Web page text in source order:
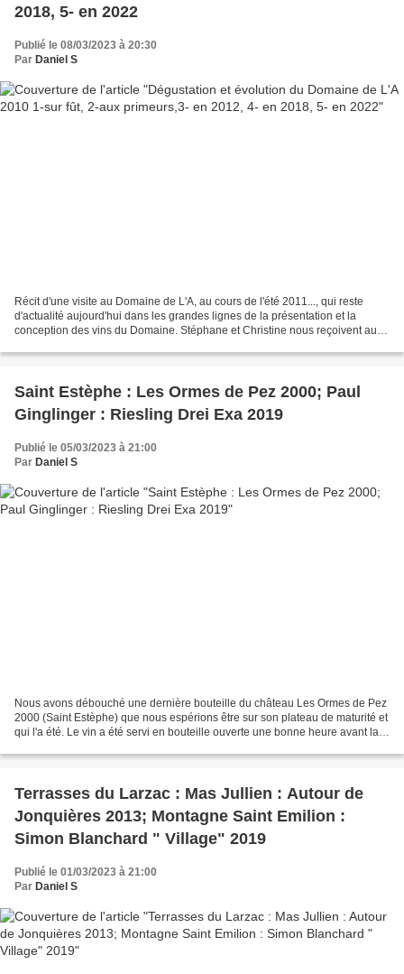
2018, 5- en 2022
Publié le 08/03/2023 à 20:30
Par Daniel S
Récit d'une visite au Domaine de L'A, au cours de l'été 2011..., qui reste
d'actualité aujourd'hui dans les grandes lignes de la présentation et la
conception des vins du Domaine. Stéphane et Christine nous reçoivent au
Saint Estèphe : Les Ormes de Pez 2000; Paul
Ginglinger : Riesling Drei Exa 2019
Publié le 05/03/2023 à 21:00
Par Daniel S
Nous avons débouché une dernière bouteille du château Les Ormes de Pez
2000 (Saint Estèphe) que nous espérions être sur son plateau de maturité et
qui l'a été. Le vin a été servi en bouteille ouverte une bonne heure avant la
Terrasses du Larzac : Mas Jullien : Autour de
Jonquières 2013; Montagne Saint Emilion :
Simon Blanchard " Village" 2019
Publié le 01/03/2023 à 21:00
Par Daniel S